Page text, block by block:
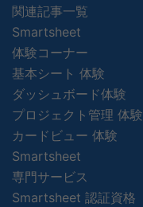
関連記事一覧
Smartsheet
体験コーナー
基本シート 体験
ダッシュボード体験
プロジェクト管理 体験
カードビュー 体験
Smartsheet
専門サービス
Smartsheet 認証資格